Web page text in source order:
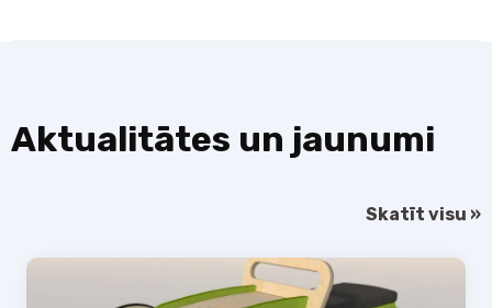
Aktualitātes un jaunumi
Skatīt visu »